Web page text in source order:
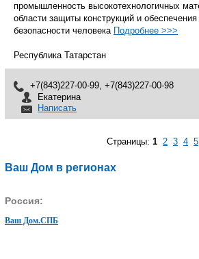
промышленность высокотехнологичных
области защиты конструкций и
безопасности человека Подробнее >>>
Республика Татарстан
+7(843)227-00-99, +7(843)227-00-98
Екатерина
Написать
Страницы: 1 2 3 4 5
Ваш Дом в регионах
Россия:
Ваш Дом.СПБ